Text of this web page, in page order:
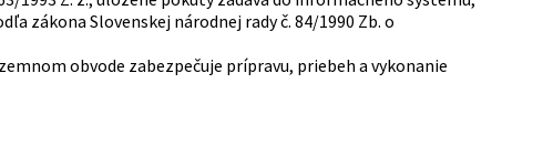
zákona Slovenskej národnej rady č. 84/1990 Zb. o
obvode zabezpečuje prípravu, priebeh a vykonanie